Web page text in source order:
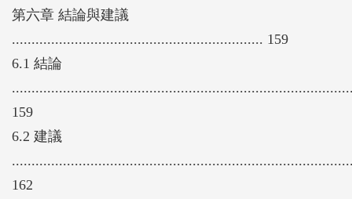
第六章 結論與建議
................................................................ 159
6.1 結論
159
6.2 建議
162